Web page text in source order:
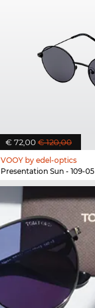
€ 72,00 € 120,00
VOOY by edel-optics
Presentation Sun - 109-05